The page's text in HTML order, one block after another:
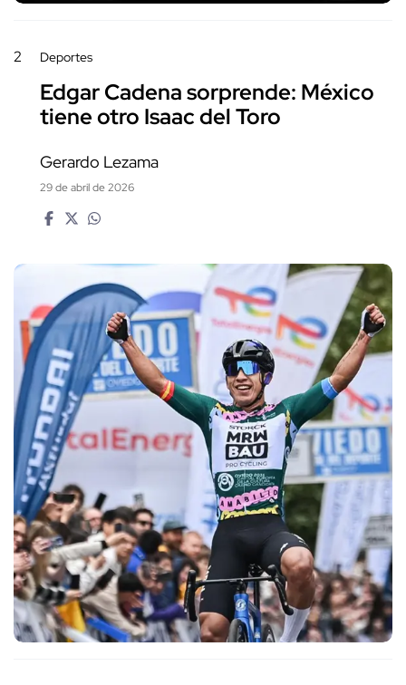
2 Deportes
Edgar Cadena sorprende: México
tiene otro Isaac del Toro
Gerardo Lezama
29 de abril de 2026